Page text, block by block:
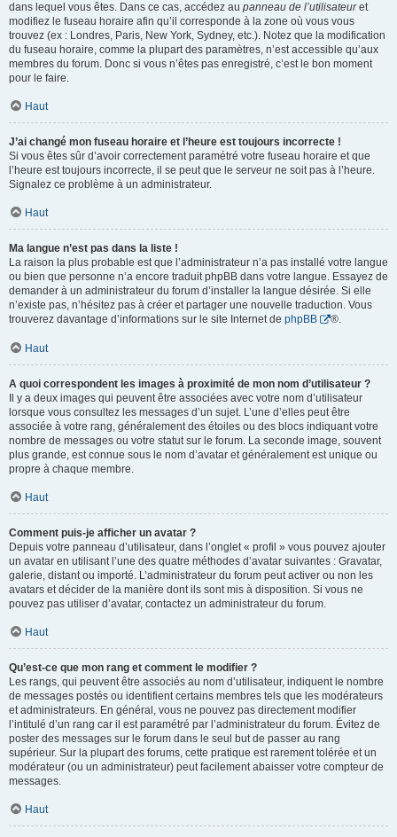
dans lequel vous êtes. Dans ce cas, accédez au panneau de l’utilisateuret
modifiez le fuseau horaire afin qu’il corresponde à la zone où vous vous
trouvez (ex : Londres, Paris, New York, Sydney, etc.). Notez que la modification
du fuseau horaire, comme la plupart des paramètres, n’est accessible qu’aux
membres du forum. Donc si vous n’êtes pas enregistré, c’est le bon moment
pour le faire.
Haut
J’ai changé mon fuseau horaire et l’heure est toujours incorrecte !
Si vous êtes sûr d’avoir correctement paramétré votre fuseau horaire et que
l’heure est toujours incorrecte, il se peut que le serveur ne soit pas à l’heure.
Signalez ce problème à un administrateur.
Haut
Ma langue n’est pas dans la liste !
La raison la plus probable est que l’administrateur n’a pas installé votre langue
ou bien que personne n’a encore traduit phpBB dans votre langue. Essayez de
demander à un administrateur du forum d’installer la langue désirée. Si elle
n’existe pas, n’hésitez pas à créer et partager une nouvelle traduction. Vous
trouverez davantage d’informations sur le site Internet de phpBB ®.
Haut
A quoi correspondent les images à proximité de mon nom d’utilisateur ?
Il y a deux images qui peuvent être associées avec votre nom d’utilisateur
lorsque vous consultez les messages d’un sujet. L’une d’elles peut être
associée à votre rang, généralement des étoiles ou des blocs indiquant votre
nombre de messages ou votre statut sur le forum. La seconde image, souvent
plus grande, est connue sous le nom d’avatar et généralement est unique ou
propre à chaque membre.
Haut
Comment puis-je afficher un avatar ?
Depuis votre panneau d’utilisateur, dans l’onglet « profil » vous pouvez ajouter
un avatar en utilisant l’une des quatre méthodes d’avatar suivantes : Gravatar,
galerie, distant ou importé. L’administrateur du forum peut activer ou non les
avatars et décider de la manière dont ils sont mis à disposition. Si vous ne
pouvez pas utiliser d’avatar, contactez un administrateur du forum.
Haut
Qu’est-ce que mon rang et comment le modifier ?
Les rangs, qui peuvent être associés au nom d’utilisateur, indiquent le nombre
de messages postés ou identifient certains membres tels que les modérateurs
et administrateurs. En général, vous ne pouvez pas directement modifier
l’intitulé d’un rang car il est paramétré par l’administrateur du forum. Évitez de
poster des messages sur le forum dans le seul but de passer au rang
supérieur. Sur la plupart des forums, cette pratique est rarement tolérée et un
modérateur (ou un administrateur) peut facilement abaisser votre compteur de
messages.
Haut